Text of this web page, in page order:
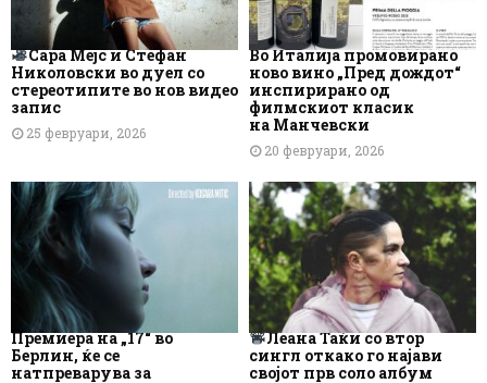
Сара Мејс и Стефан
Николовски во дуел со
стереотипите во нов видео
запис
25 февруари, 2026
Во Италија промовирано
ново вино „Пред дождот“
инспирирано од
филмскиот класик
на Манчевски
20 февруари, 2026
Премиера на „17“ во
Берлин, ќе се
натпреварува за
Леана Таќи со втор
сингл откако го најави
својот прв соло албум